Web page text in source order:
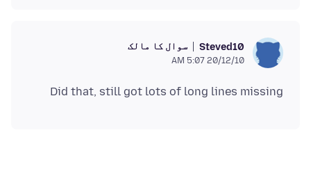
Steved10 سوال کا مالک
20/12/10 5:07 AM
Did that, still got lots of long lines missing